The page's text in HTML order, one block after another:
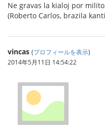
Ne gravas la kialoj por
(Roberto Carlos, brazila
vincas (プロフィールを表示)
2014年5月11日 14:54:22